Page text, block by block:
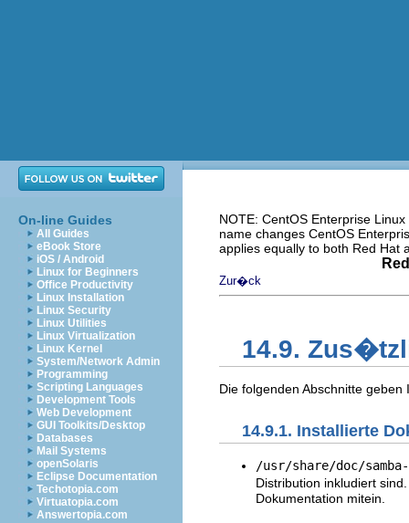
On-line Guides
All Guides
eBook Store
iOS / Android
Linux for Beginners
Office Productivity
Linux Installation
Linux Security
Linux Utilities
Linux Virtualization
Linux Kernel
System/Network Admin
Programming
Scripting Languages
Development Tools
Web Development
GUI Toolkits/Desktop
Databases
Mail Systems
openSolaris
Eclipse Documentation
Techotopia.com
Virtuatopia.com
Answertopia.com
NOTE: CentOS Enterprise
name changes CentOS
applies equally to both Red Hat
Zur�ck
14.9.
Die folgenden Abschnitte
14.9.1. Installierte
/usr/share/doc/
Distribution inkludiert
Dokumentation mitein.